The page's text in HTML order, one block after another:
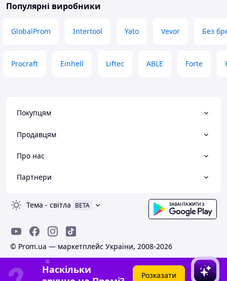
Популярні виробники
GlobalProm Intertool Yato Vevor Без
Procraft Einhell Liftec ABLE Forte
Покупцям
Продавцям
Про нас
Партнери
Тема - світла BETA
© Prom.ua — маркетплейс України, 2008-2026
Наскільки
Розказати